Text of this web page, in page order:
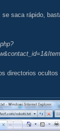
saca rápido,
directorios